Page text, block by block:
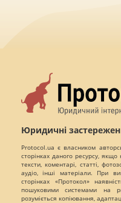
Юридичні
Protocol.ua є власником
сторінках даного ресурсу,
тексти, коментарі, статті,
аудіо, інші матеріали. При
сторінках «Протокол»
пошуковими системами на
розуміється копіювання,